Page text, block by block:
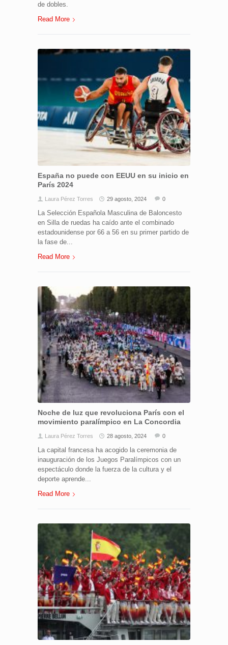
de dobles.
Read More
España no puede con EEUU en su inicio en
París 2024
Laura Pérez Torres 29 agosto, 2024 0
La Selección Española Masculina de Baloncesto
en Silla de ruedas ha caído ante el combinado
estadounidense por 66 a 56 en su primer partido de
la fase de...
Read More
Noche de luz que revoluciona París con el
movimiento paralímpico en La Concordia
Laura Pérez Torres 28 agosto, 2024 0
La capital francesa ha acogido la ceremonia de
inauguración de los Juegos Paralímpicos con un
espectáculo donde la fuerza de la cultura y el
deporte aprende...
Read More